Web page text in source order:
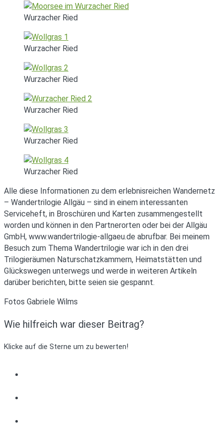
Wurzacher Ried
Wurzacher Ried
Wurzacher Ried
Wurzacher Ried
Wurzacher Ried
Wurzacher Ried
Alle diese Informationen zu dem erlebnisreichen Wandernetz
– Wandertrilogie Allgäu – sind in einem interessanten
Serviceheft, in Broschüren und Karten zusammengestellt
worden und können in den Partnerorten oder bei der Allgäu
GmbH, www.wandertrilogie-allgaeu.de abrufbar. Bei meinem
Besuch zum Thema Wandertrilogie war ich in den drei
Trilogieräumen Naturschatzkammern, Heimatstätten und
Glückswegen unterwegs und werde in weiteren Artikeln
darüber berichten, bitte seien sie gespannt.
Fotos Gabriele Wilms
Wie hilfreich war dieser Beitrag?
Klicke auf die Sterne um zu bewerten!